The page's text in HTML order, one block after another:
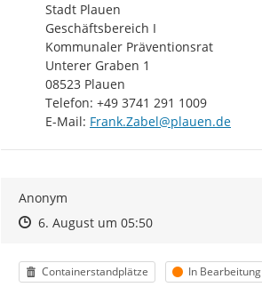
Stadt Plauen
Geschäftsbereich I
Kommunaler Präventionsrat
Unterer Graben 1
08523 Plauen
Telefon: +49 3741 291 1009
E-Mail: Frank.Zabel@plauen.de
Anonym
Zeitpunkt des Erstellens
Zeitpunkt des Erstellens
6. August um 05:50Zur Äußerung
Kategorie
Containerstandplätze Status
In Bearbeitung